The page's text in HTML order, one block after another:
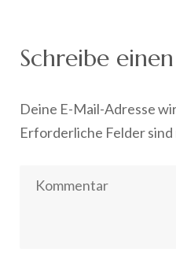
Schreibe
Deine E-Mail-Adresse
Erforderliche Felder sind